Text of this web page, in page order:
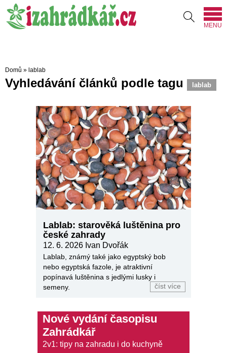
MENU
Domů » lablab
Vyhledávání článků podle tagu lablab
Lablab: starověká luštěnina pro
české zahrady
12. 6. 2026 Ivan Dvořák
Lablab, známý také jako egyptský bob
nebo egyptská fazole, je atraktivní
popínavá luštěnina s jedlými lusky i
semeny.
číst více
Nové vydání časopisu
Zahrádkář
2v1: tipy na zahradu i do kuchyně